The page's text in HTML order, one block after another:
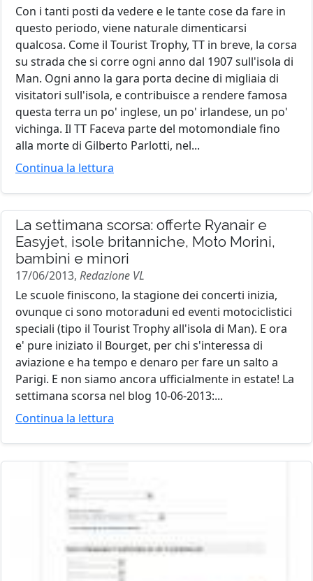
Con i tanti posti da vedere e le tante cose da fare in
questo periodo, viene naturale dimenticarsi
qualcosa. Come il Tourist Trophy, TT in breve, la corsa
su strada che si corre ogni anno dal 1907 sull'isola di
Man. Ogni anno la gara porta decine di migliaia di
visitatori sull'isola, e contribuisce a rendere famosa
questa terra un po' inglese, un po' irlandese, un po'
vichinga. Il TT Faceva parte del motomondiale fino
alla morte di Gilberto Parlotti, nel...
Continua la lettura
La settimana scorsa: offerte Ryanair e
Easyjet, isole britanniche, Moto Morini,
bambini e minori
17/06/2013, Redazione VL
Le scuole finiscono, la stagione dei concerti inizia,
ovunque ci sono motoraduni ed eventi motociclistici
speciali (tipo il Tourist Trophy all'isola di Man). E ora
e' pure iniziato il Bourget, per chi s'interessa di
aviazione e ha tempo e denaro per fare un salto a
Parigi. E non siamo ancora ufficialmente in estate! La
settimana scorsa nel blog 10-06-2013:...
Continua la lettura